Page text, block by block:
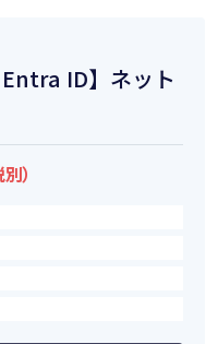
ID】ネット
）